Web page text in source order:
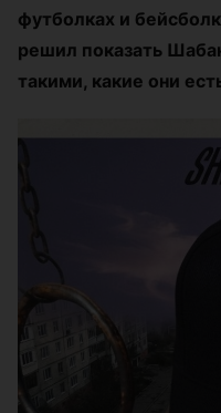
футболках и
решил показать
такими, какие они